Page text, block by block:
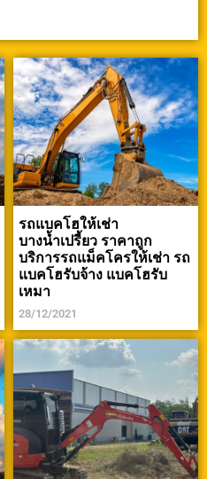
รถแบคโฮให้เช่า
บางน้ำเปรี้ยว ราคาถูก
บริการรถแม็คโครให้เช่า รถ
แบคโฮรับจ้าง แบคโฮรับ
เหมา
28/12/2021